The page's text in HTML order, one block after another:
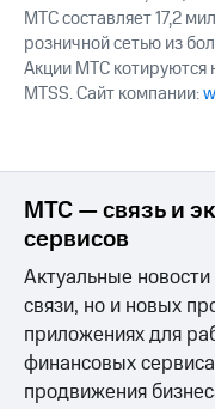
МТС составляет 17,2
розничной сетью из
Акции МТС
MTSS. Сайт компании:
МТС — связь и
сервисов
Актуальные
связи, но и новых
приложениях для
финансовых
продвижения